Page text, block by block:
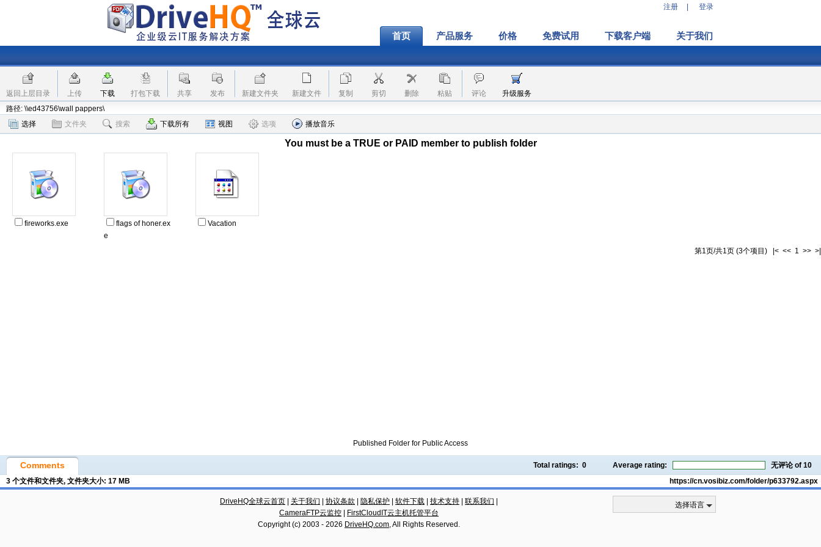
注册 登录
首页 产品服务 价格 免费试用 下载客户端 关于我们
返回上层目录 上传 下载 打包下载 共享 发布 新建文件夹 新建文件 复制 剪切 删除 粘贴 评论
升级服务
路径: \\ed43756\wall pappers\
选择
文件夹 搜索 下载所有 视图 选项 播放音乐
You must be a TRUE or PAID member to publish folder
fireworks.exe
flags of honer.ex
e
Vacation
第1页/共1页 (3个项目) |< << 1 >> >|
Published Folder for Public Access
Comments Total ratings: 0 Average rating: 无评论of 10
3 个文件和文件夹, 文件夹大小: 17 MB
https://cn.vosibiz.com/folder/p633792.aspx
DriveHQ全球云首页 关于我们 协议条款 隐私保护 软件下载 技术支持 联系我们
CameraFTP云监控
FirstCloudIT云主机托管平台
Copyright (c) 2003 - 2026 DriveHQ.com, All Rights Reserved.
选择语言